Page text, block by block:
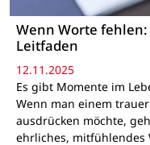
Wenn Worte
Leitfaden
12.11.2025
Es gibt Momente im
Wenn man einem
ausdrücken möchte,
ehrliches, mitfühlendes